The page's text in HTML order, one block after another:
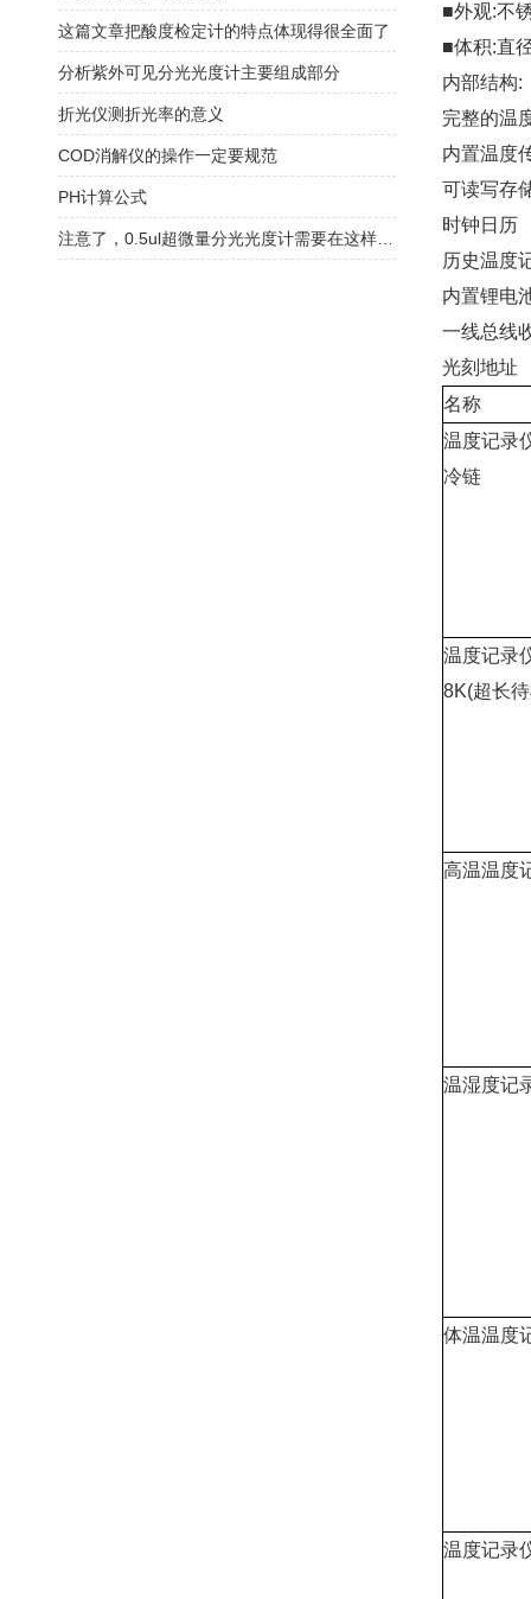
■外观:不
■体积:直
内部结构:
完整的温
内置温度
可读写存
时钟日历
历史温度
内置锂电
一线总线
光刻地址
名称
温度记录
冷链
温度记录
8K(超长
高温温度
温湿度记
体温温度
温度记录
这篇文章把酸度检定计的特点体现得很全面了
分析紫外可见分光光度计主要组成部分
折光仪测折光率的意义
COD消解仪的操作一定要规范
PH计算公式